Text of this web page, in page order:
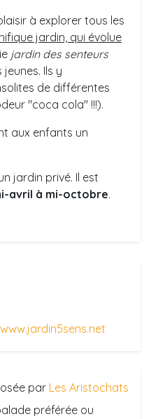
à explorer tous les
jardin, qui évolue
jardin des senteurs
Ils y
de différentes
"coca cola" !!!).
aux enfants un
jardin privé. Il est
avril à mi-octobre.
www.jardin5sens.net
par Les Aristochats
préférée ou